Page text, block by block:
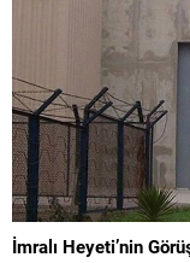
İmralı Heyeti’nin